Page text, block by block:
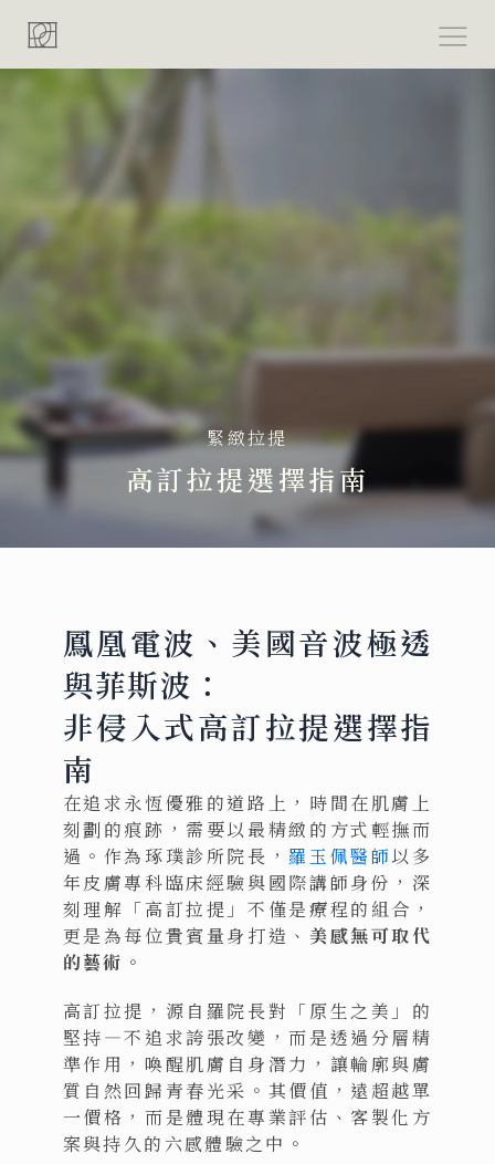
主
緊緻拉提
高訂拉提選擇指南
鳳凰電波、美國音波極透
與菲斯波：
非侵入式高訂拉提選擇指
南
在追求永恆優雅的道路上，時間在肌膚上
刻劃的痕跡，需要以最精緻的方式輕撫而
過。作為琢璞診所院長， 羅玉佩醫師以多
年皮膚專科臨床經驗與國際講師身份，深
刻理解「高訂拉提」不僅是療程的組合，
更是為每位貴賓量身打造、 美感無可取代
的藝術 。
高訂拉提，源自羅院長對「原生之美」的
堅持—不追求誇張改變，而是透過分層精
準作用，喚醒肌膚自身潛力，讓輪廓與膚
質自然回歸青春光采。其價值，遠超越單
一價格，而是體現在專業評估、客製化方
案與持久的六感體驗之中。